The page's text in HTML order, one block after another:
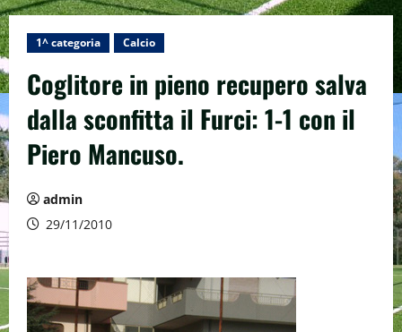
principale
1^ categoria Calcio
Coglitore in pieno recupero salva
dalla sconfitta il Furci: 1-1 con il
Piero Mancuso.
admin
29/11/2010